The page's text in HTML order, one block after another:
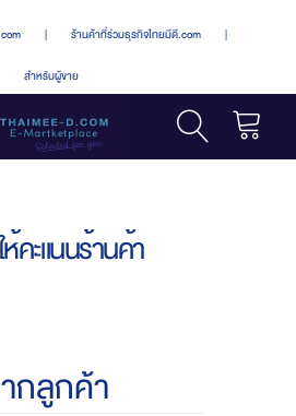
| ร้านค้าที่ร่วมธุรกิจไทยมีดี.com |
สำหรับผู้ขาย
คะแนนร้านค้า
กลูกค้า